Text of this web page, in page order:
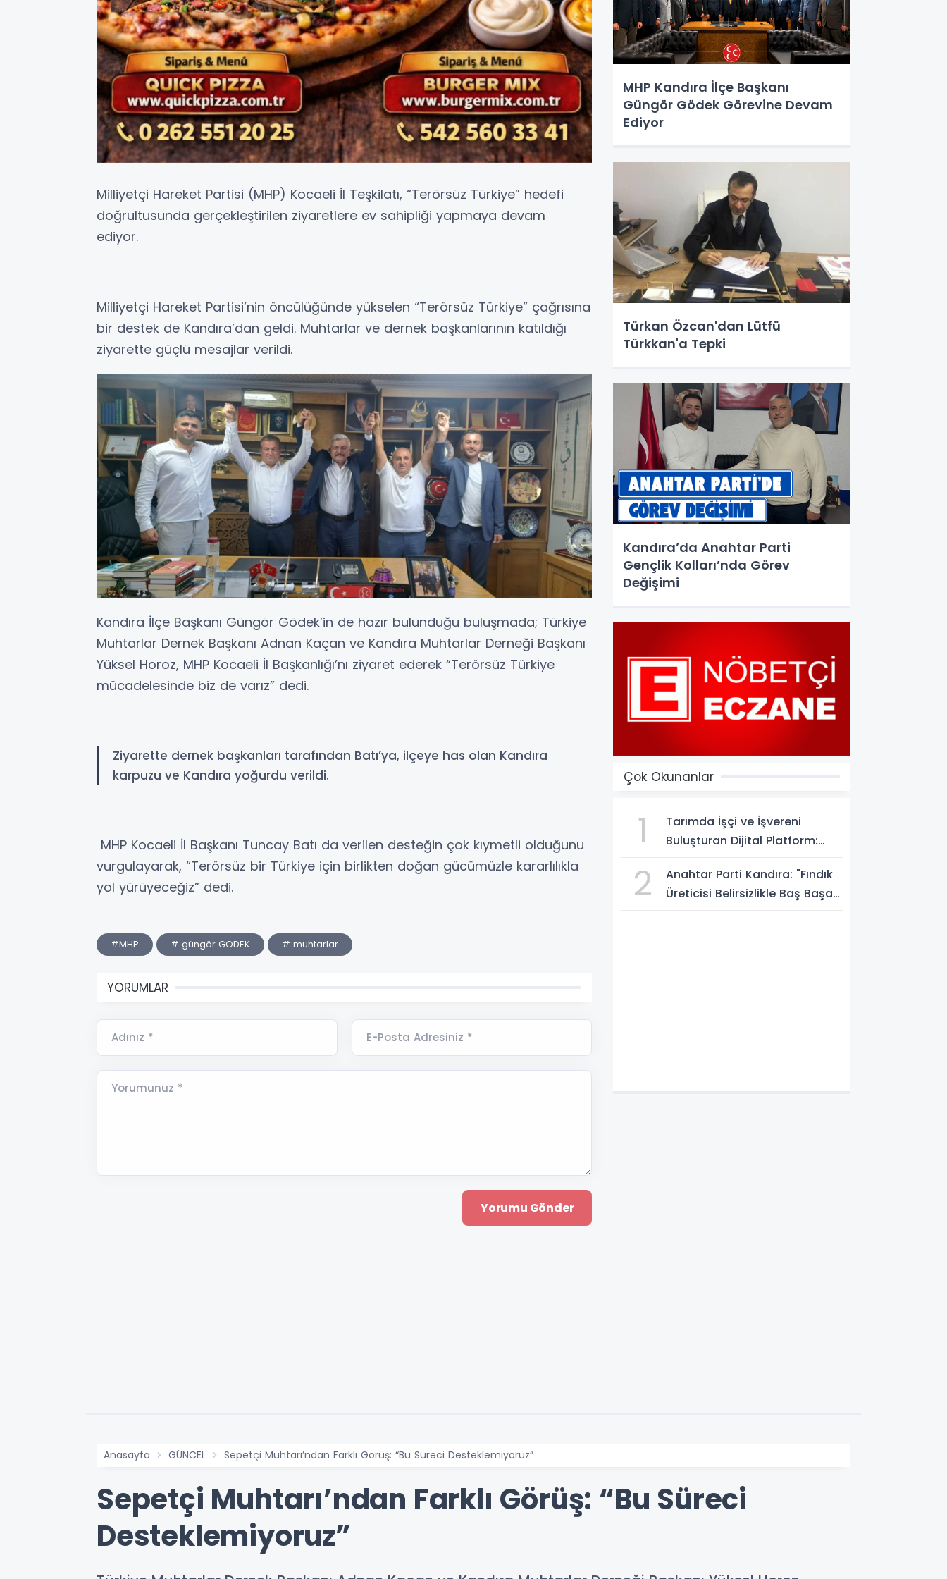
Milliyetçi Hareket Partisi (MHP) Kocaeli İl Teşkilatı, “Terörsüz Türkiye” hedefi
doğrultusunda gerçekleştirilen ziyaretlere ev sahipliği yapmaya devam
ediyor.
Milliyetçi Hareket Partisi’nin öncülüğünde yükselen “Terörsüz Türkiye” çağrısına
bir destek de Kandıra’dan geldi. Muhtarlar ve dernek başkanlarının katıldığı
ziyarette güçlü mesajlar verildi.
Kandıra İlçe Başkanı Güngör Gödek’in de hazır bulunduğu buluşmada; Türkiye
Muhtarlar Dernek Başkanı Adnan Kaçan ve Kandıra Muhtarlar Derneği Başkanı
Yüksel Horoz, MHP Kocaeli İl Başkanlığı’nı ziyaret ederek “Terörsüz Türkiye
mücadelesinde biz de varız” dedi.
Ziyarette dernek başkanları tarafından Batı’ya, ilçeye has olan Kandıra
karpuzu ve Kandıra yoğurdu verildi.
MHP Kocaeli İl Başkanı Tuncay Batı da verilen desteğin çok kıymetli olduğunu
vurgulayarak, “Terörsüz bir Türkiye için birlikten doğan gücümüzle kararlılıkla
yol yürüyeceğiz” dedi.
#MHP # güngör GÖDEK # muhtarlar
YORUMLAR
Adınız * E-Posta Adresiniz *
Yorumunuz *
MHP Kandıra İlçe Başkanı
Güngör Gödek Görevine Devam
Ediyor
Türkan Özcan'dan Lütfü
Türkkan'a Tepki
Kandıra’da Anahtar Parti
Gençlik Kolları’nda Görev
Değişimi
Çok Okunanlar
1
Tarımda İşçi ve İşvereni
Buluşturan Dijital Platform:
2
Anahtar Parti Kandıra: "Fındık
Üreticisi Belirsizlikle Baş Başa
Anasayfa GÜNCEL Sepetçi Muhtarı’ndan Farklı Görüş: “Bu Süreci Desteklemiyoruz”
Sepetçi Muhtarı’ndan Farklı Görüş: “Bu Süreci
Desteklemiyoruz”